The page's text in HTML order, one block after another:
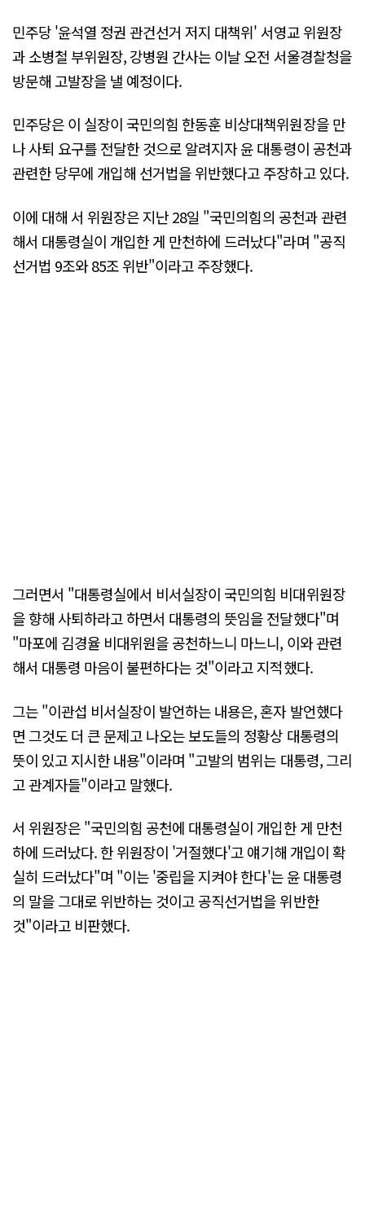
민주당 '윤석열 정권 관건선거 저지 대책위' 서영교 위원장
과 소병철 부위원장, 강병원 간사는 이날 오전 서울경찰청을
방문해 고발장을 낼 예정이다.
민주당은 이 실장이 국민의힘 한동훈 비상대책위원장을 만
나 사퇴 요구를 전달한 것으로 알려지자 윤 대통령이 공천과
관련한 당무에 개입해 선거법을 위반했다고 주장하고 있다.
이에 대해 서 위원장은 지난 28일 "국민의힘의 공천과 관련
해서 대통령실이 개입한 게 만천하에 드러났다"라며 "공직
선거법 9조와 85조 위반"이라고 주장했다.
그러면서 "대통령실에서 비서실장이 국민의힘 비대위원장
을 향해 사퇴하라고 하면서 대통령의 뜻임을 전달했다"며
"마포에 김경율 비대위원을 공천하느니 마느니, 이와 관련
해서 대통령 마음이 불편하다는 것"이라고 지적했다.
그는 "이관섭 비서실장이 발언하는 내용은, 혼자 발언했다
면 그것도 더 큰 문제고 나오는 보도들의 정황상 대통령의
뜻이 있고 지시한 내용"이라며 "고발의 범위는 대통령, 그리
고 관계자들"이라고 말했다.
서 위원장은 "국민의힘 공천에 대통령실이 개입한 게 만천
하에 드러났다. 한 위원장이 '거절했다'고 얘기해 개입이 확
실히 드러났다"며 "이는 '중립을 지켜야 한다'는 윤 대통령
의 말을 그대로 위반하는 것이고 공직선거법을 위반한
것"이라고 비판했다.